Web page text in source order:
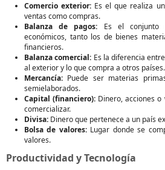
Comercio exterior: Es el que realiza
ventas como compras.
Balanza de pagos: Es el conjunto
económicos, tanto los de bienes
financieros.
Balanza comercial: Es la diferencia
al exterior y lo que compra a otros países.
Mercancía: Puede ser materias
semielaborados.
Capital (financiero): Dinero, acciones
comercializar.
Divisa: Dinero que pertenece a un país
Bolsa de valores:Lugar donde se
valores.
Productividad y Tecnología